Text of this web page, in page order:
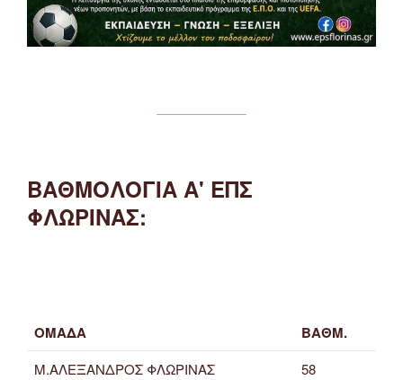
ΒΑΘΜΟΛΟΓΙΑ Α' ΕΠΣ
ΦΛΩΡΙΝΑΣ:
ΟΜΑΔΑ ΒΑΘΜ.
Μ.ΑΛΕΞΑΝΔΡΟΣ ΦΛΩΡΙΝΑΣ
58